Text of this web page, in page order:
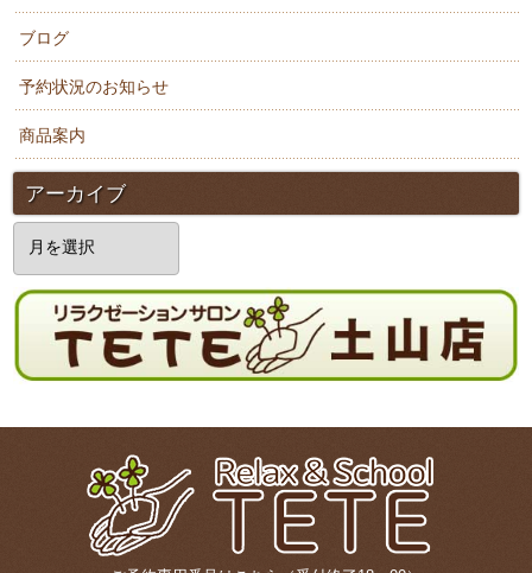
ブログ
予約状況のお知らせ
商品案内
アーカイブ
イ